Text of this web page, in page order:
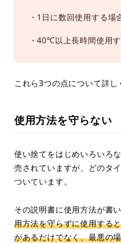
・1日に数回使用する場
・40℃以上長時間使用
これら3つの点について詳し
使用方法を守らない
使い捨てをはじめいろいろ
売されていますが、どのタ
ついています。
その説明書に使用方法が書
用方法を守らずに使用する
があるだけでなく、最悪の